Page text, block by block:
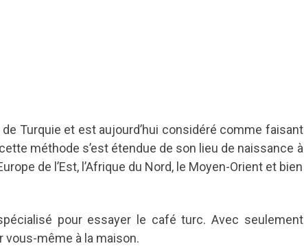
Turquie et est aujourd’hui considéré comme faisant
méthode s’est étendue de son lieu de naissance à
de l’Est, l’Afrique du Nord, le Moyen-Orient et bien
pour essayer le café turc. Avec seulement
vous-même à la maison.